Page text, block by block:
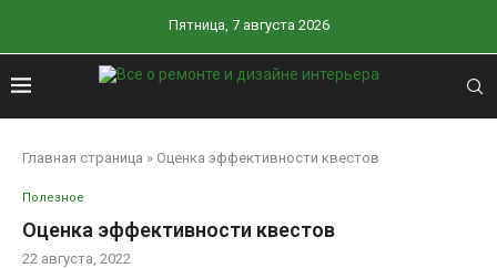
Пятница, 7 августа 2026
Главная страница » Оценка эффективности квестов
Полезное
Оценка эффективности квестов
22 августа, 2022